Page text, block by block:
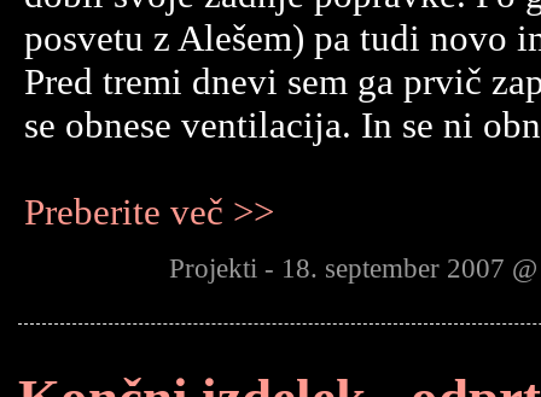
posvetu z Alešem) pa tudi novo
Pred tremi dnevi sem ga prvič
se obnese ventilacija. In se ni
Preberite več >>
Projekti - 18. september 2007